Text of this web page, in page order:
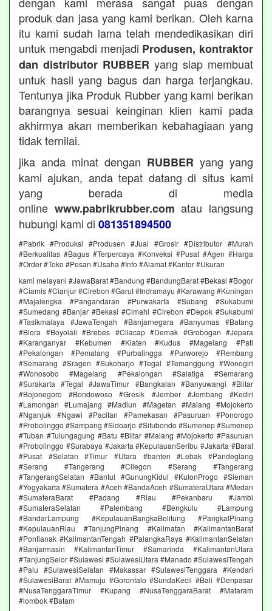
produk dan jasa yang kami berikan. Oleh karna
itu kami sudah lama telah mendedikasikan diri
untuk mengabdi menjadi Produsen, kontraktor
dan distributor RUBBER yang siap membuat
untuk hasil yang bagus dan harga terjangkau.
Tentunya jika Produk Rubber yang kami berikan
barangnya sesuai keinginan klien kami pada
akhirmya akan memberikan kebahagiaan yang
tidak ternilai.
jika anda minat dengan RUBBER yang yang
kami ajukan, anda tepat datang di situs kami
yang berada di media
online www.pabrikrubber.com atau langsung
hubungi kami di 081351894500
#Pabrik #Produksi #Produsen #Jual #Grosir #Distributor #Murah
#Berkualitas #Bagus #Terpercaya #Konveksi #Pusat #Agen #Harga
#Order #Toko #Pesan #Usaha #Info #Alamat #Kantor #Ukuran
kami melayani #JawaBarat #Bandung #BandungBarat #Bekasi #Bogor
#Ciamis #Cianjur #Cirebon #Garut #Indramayu #Karawang #Kuningan
#Majalengka #Pangandaran #Purwakarta #Subang #Sukabumi
#Sumedang #Banjar #Bekasi #Cimahi #Cirebon #Depok #Sukabumi
#Tasikmalaya #JawaTengah #Banjarnegara #Banyumas #Batang
#Blora #Boyolali #Brebes #Cilacap #Demak #Grobogan #Jepara
#Karanganyar #Kebumen #Klaten #Kudus #Magelang #Pati
#Pekalongan #Pemalang #Purbalingga #Purworejo #Rembang
#Semarang #Sragen #Sukoharjo #Tegal #Temanggung #Wonogiri
#Wonosobo #Magelang #Pekalongan #Salatiga #Semarang
#Surakarta #Tegal #JawaTimur #Bangkalan #Banyuwangi #Blitar
#Bojonegoro #Bondowoso #Gresik #Jember #Jombang #Kediri
#Lamongan #Lumajang #Madiun #Magetan #Malang #Mojokerto
#Nganjuk #Ngawi #Pacitan #Pamekasan #Pasuruan #Ponorogo
#Probolinggo #Sampang #Sidoarjo #Situbondo #Sumenep #Sumenep
#Tuban #Tulungagung #Batu #Blitar #Malang #Mojokerto #Pasuruan
#Probolinggo #Surabaya #Jakarta #KepulauanSeribu #Jakarta #Barat
#Pusat #Selatan #Timur #Utara #banten #Lebak #Pandeglang
#Serang #Tangerang #Cilegon #Serang #Tangerang
#TangerangSelatan #Bantul #GunungKidul #KulonProgo #Sleman
#Yogyakarta #Sumatera #Aceh #BandaAceh #SumateraUtara #Medan
#SumateraBarat #Padang #Riau #Pekanbaru #Jambi
#SumateraSelatan #Palembang #Bengkulu #Lampung
#BandarLampung #KepulauanBangkaBelitung #PangkalPinang
#KepulauanRiau #TanjungPinang #Kalimatan #KalimantanBarat
#Pontianak #KalimantanTengah #PalangkaRaya #KalimantanSelatan
#Banjarmasin #KalimantanTimur #Samarinda #KalimantanUtara
#TanjungSelor #Sulawesi #SulawesiUtara #Manado #SulawesiTengah
#Palu #SulawesiSelatan #Makassar #SulawesiTenggara #Kendari
#SulawesiBarat #Mamuju #Gorontalo #SundaKecil #Bali #Denpasar
#NusaTenggaraTimur #Kupang #NusaTenggaraBarat #Mataram
#lombok #Batam